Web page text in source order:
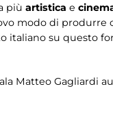
più artistica e
modo di
su questo
Matteo Gagliardi